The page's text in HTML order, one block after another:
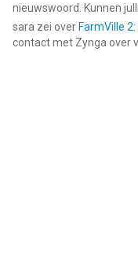
nieuwswoord. Kunnen
sara zei over FarmVille
contact met Zynga over